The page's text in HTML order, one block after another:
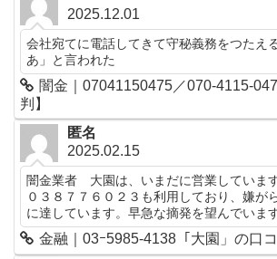
2025.12.01
会社宛てに電話してきて守秘義務をつたえ
あ」と言われた
闇金｜07041150475／070-4115-
判】
匿名
2025.02.15
闇金業者 大園は、いまだに営業していま
０３８７７６０２３も利用しており、嫌が
に達しています。早急な摘発を望んでいます
金融｜03ｰ5985-4138「大園」の口